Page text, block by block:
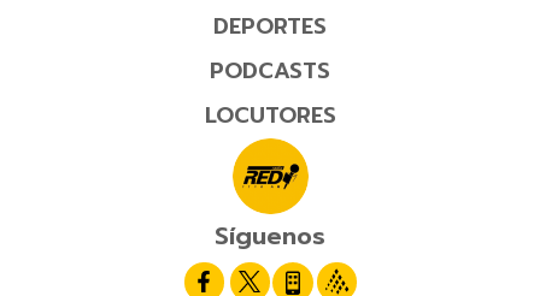
DEPORTES
PODCASTS
LOCUTORES
Síguenos